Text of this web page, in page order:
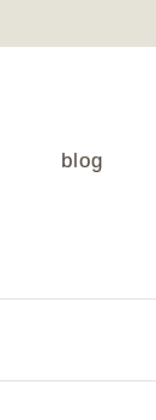
blog